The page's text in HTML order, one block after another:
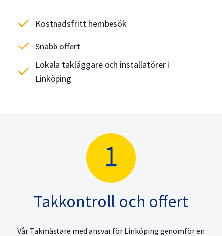
check Kostnadsfritt hembesök
check Snabb offert
check
Lokala takläggare och installatörer i
Linköping
Takkontroll och offert
Vår Takmästare med ansvar för Linköping genomför en